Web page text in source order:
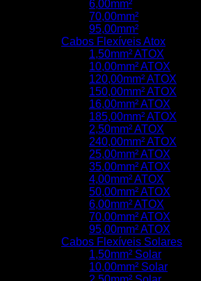
6,00mm²
70,00mm²
95,00mm²
Cabos Flexíveis Atox
1,50mm² ATOX
10,00mm² ATOX
120,00mm² ATOX
150,00mm² ATOX
16,00mm² ATOX
185,00mm² ATOX
2,50mm² ATOX
240,00mm² ATOX
25,00mm² ATOX
35,00mm² ATOX
4,00mm² ATOX
50,00mm² ATOX
6,00mm² ATOX
70,00mm² ATOX
95,00mm² ATOX
Cabos Flexíveis Solares
1,50mm² Solar
10,00mm² Solar